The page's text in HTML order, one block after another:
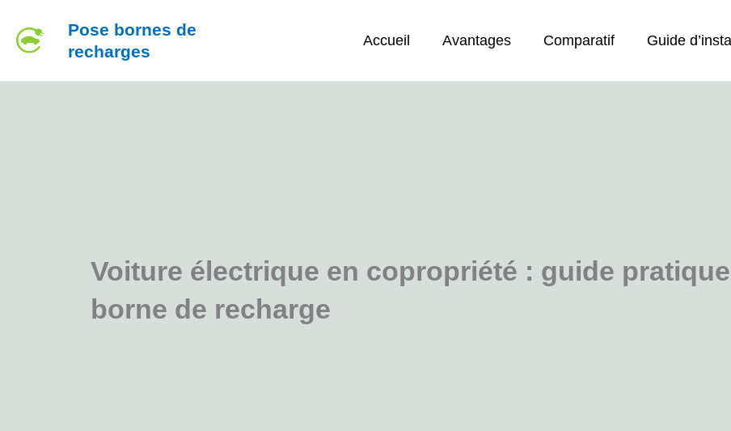
contenu
Pose bornes de
recharges
Accueil Avantages Comparatif Guide
Voiture électrique en copropriété : guide
borne de recharge